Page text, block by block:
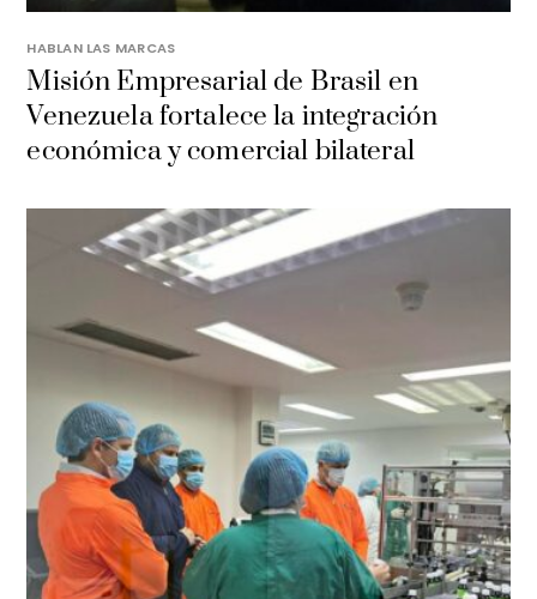
HABLAN LAS MARCAS
Misión Empresarial de Brasil en
Venezuela fortalece la integración
económica y comercial bilateral